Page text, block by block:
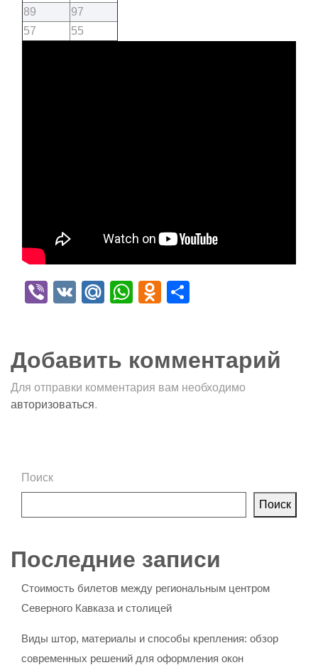
89
97
57
55
Viber
VK Mail.Ru
WhatsApp
Odnoklassniki
Добавить комментарий
Для отправки комментария вам необходимо
авторизоваться.
Поиск
Поиск
Последние записи
Стоимость билетов между региональным центром
Северного Кавказа и столицей
Виды штор, материалы и способы крепления: обзор
современных решений для оформления окон